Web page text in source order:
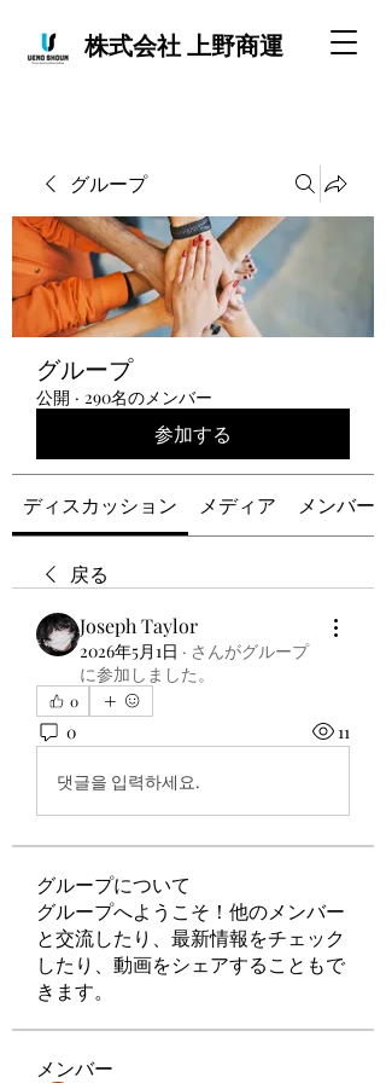
株式会社 上野商運
グループ
グループ
公開 · 290名のメンバー
参加する
ディスカッション メディア メンバー
戻る
Joseph Taylor
2026年5月1日 · さんがグループ
に参加しました。
0
0 11
댓글을 입력하세요.
グループについて
グループへようこそ！他のメンバー
と交流したり、最新情報をチェック
したり、動画をシェアすることもで
きます。
メンバー